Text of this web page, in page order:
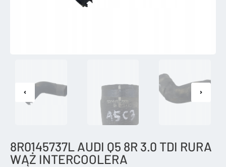
8R0145737L AUDI Q5 8R 3.0 TDI RURA
WĄŻ INTERCOOLERA